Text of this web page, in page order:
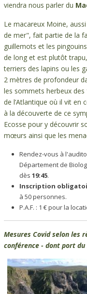
viendra nous parler du
Le macareux Moine,
de mer", fait partie de la
guillemots et les
de long et est plutôt
terriers des lapins ou les
2 mètres de profondeur
les sommets herbeux
de l’Atlantique où il vit en
à la découverte de ce
Ecosse pour y découvrir
mœurs ainsi que les
Rendez-vous à
Département de
dès 19:45.
Inscription
à 50 personnes.
P.A.F. : 1 € pour la
Mesures Covid selon les
conférence - dont port